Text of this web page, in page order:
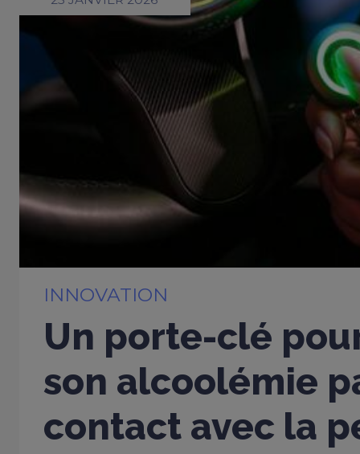
INNOVATION
Un porte-clé
son alcoolémie
contact avec la